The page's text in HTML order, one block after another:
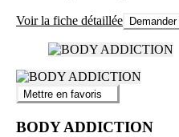
Voir la fiche détaillée
Mettre en favoris
BODY ADDICTION